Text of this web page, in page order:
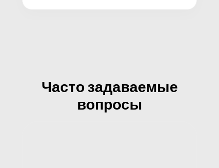
Часто задаваемые
вопросы